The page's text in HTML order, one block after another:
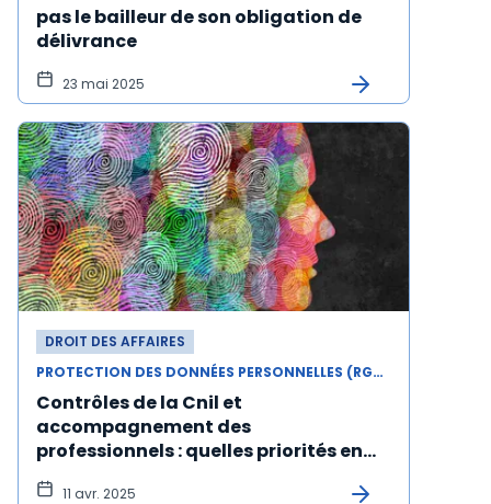
pas le bailleur de son obligation de
délivrance
23 mai 2025
DROIT DES AFFAIRES
PROTECTION DES DONNÉES PERSONNELLES (RGPD)
Contrôles de la Cnil et
accompagnement des
professionnels : quelles priorités en
2025 ?
11 avr. 2025